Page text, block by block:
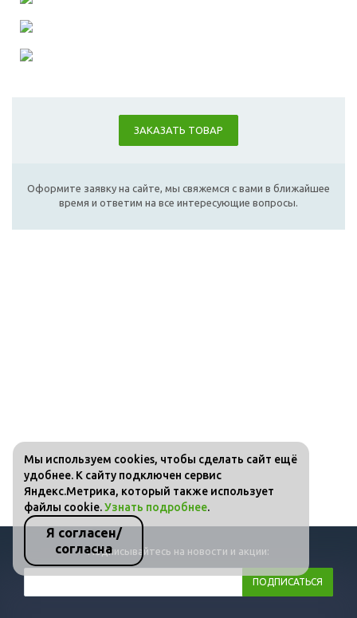
ЗАКАЗАТЬ ТОВАР
Оформите заявку на сайте, мы свяжемся с вами в ближайшее
время и ответим на все интересующие вопросы.
Подписывайтесь на новости и акции:
Мы используем cookies, чтобы сделать сайт ещё
удобнее. К сайту подключен сервис
Яндекс.Метрика, который также использует
файлы cookie.Узнать подробнее.
Я согласен/
согласна